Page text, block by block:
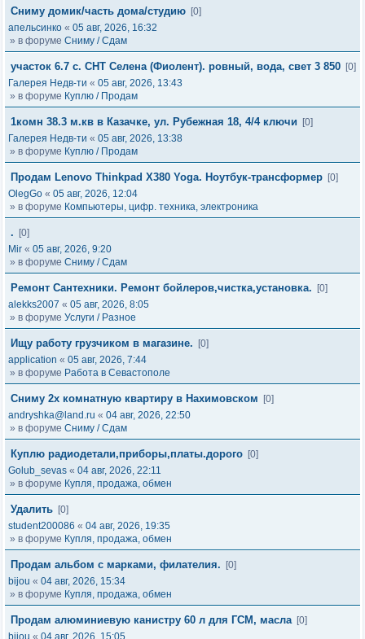
Сниму домик/часть дома/студию [0]
апельсинко « 05 авг, 2026, 16:32
» в форуме Сниму / Сдам
участок 6.7 с. СНТ Селена (Фиолент). ровный, вода, свет 3 850 [0]
Галерея Недв-ти « 05 авг, 2026, 13:43
» в форуме Куплю / Продам
1комн 38.3 м.кв в Казачке, ул. Рубежная 18, 4/4 ключи
[0]
Галерея Недв-ти « 05 авг, 2026, 13:38
» в форуме Куплю / Продам
Продам Lenovo Thinkpad X380 Yoga. Ноутбук-трансформер [0]
OlegGo « 05 авг, 2026, 12:04
» в форуме Компьютеры, цифр. техника, электроника
.
[0]
Mir « 05 авг, 2026, 9:20
» в форуме Сниму / Сдам
Ремонт Сантехники. Ремонт бойлеров,чистка,установка.
[0]
alekks2007 « 05 авг, 2026, 8:05
» в форуме Услуги / Разное
Ищу работу грузчиком в магазине.
[0]
application « 05 авг, 2026, 7:44
» в форуме Работа в Севастополе
Сниму 2х комнатную квартиру в Нахимовском
[0]
andryshka@land.ru « 04 авг, 2026, 22:50
» в форуме Сниму / Сдам
Куплю радиодетали,приборы,платы.дорого [0]
Golub_sevas « 04 авг, 2026, 22:11
» в форуме Купля, продажа, обмен
Удалить [0]
student200086 « 04 авг, 2026, 19:35
» в форуме Купля, продажа, обмен
Продам альбом с марками, филателия.
[0]
bijou « 04 авг, 2026, 15:34
» в форуме Купля, продажа, обмен
Продам алюминиевую канистру 60 л для ГСМ, масла [0]
bijou « 04 авг, 2026, 15:05